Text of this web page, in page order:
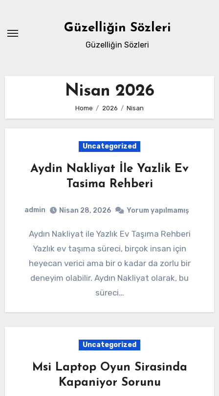
content
Güzelliğin Sözleri
Güzelliğin Sözleri
Nisan 2026
Home 2026 Nisan
Uncategorized
Aydin Nakliyat İle Yazlik Ev
Tasima Rehberi
admin Nisan 28, 2026 Yorum yapılmamış
Aydın Nakliyat ile Yazlık Ev Taşıma Rehberi
Yazlık ev taşıma süreci, birçok insan için
heyecan verici ama bir o kadar da zorlu bir
deneyim olabilir. Aydın Nakliyat olarak, bu
süreci…
Uncategorized
Msi Laptop Oyun Sirasinda
Kapaniyor Sorunu